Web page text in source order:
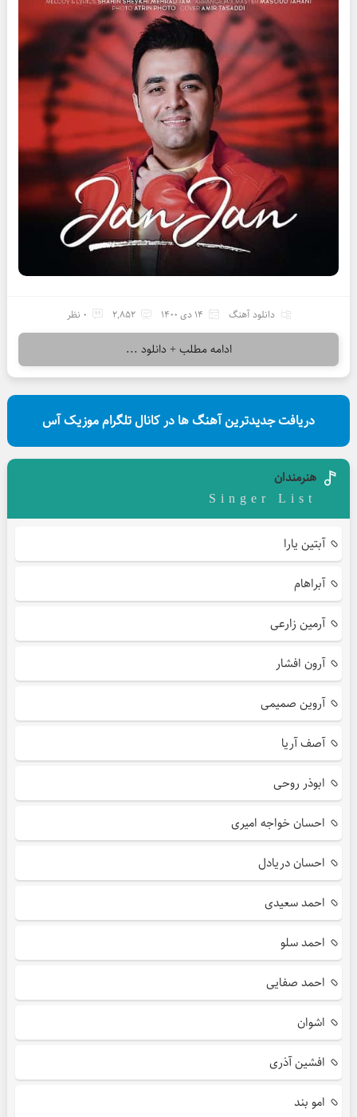
دانلود آهنگ 14 دی 1400 2,852 0 نظر
ادامه مطلب + دانلود ...
دریافت جدیدترین آهنگ ها در کانال تلگرام موزیک آس
هنرمندان
Singer List
آبتین یارا
آبراهام
آرمین زارعی
آرون افشار
آروین صمیمی
آصف آریا
ابوذر روحی
احسان خواجه امیری
احسان دریادل
احمد سعیدی
احمد سلو
احمد صفایی
اشوان
افشین آذری
امو بند